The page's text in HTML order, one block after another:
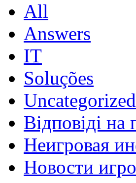
All
Answers
IT
Soluções
Uncategorized
Відповіді на
Неигровая
Новости